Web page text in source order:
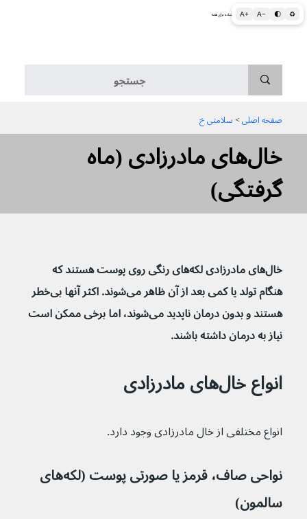
A+ A− 🌓 ♻ اطلاعات پزشکی و بهداشتی به زبان ساده برای همه
خال‌های مادرزادی (ماه
گرفتگی)
صفحه اصلی > سلامتی خ
خال‌های مادرزادی لکه‌های رنگی روی پوست هستند که
هنگام تولد یا کمی بعد از آن ظاهر می‌شوند. اکثر آنها بی‌خطر
هستند و بدون درمان ناپدید می‌شوند، اما برخی ممکن است
نیاز به درمان داشته باشند.
انواع خال‌های مادرزادی
انواع مختلفی از خال مادرزادی وجود دارد.
نواحی صاف، قرمز یا صورتی پوست (لکه‌های
سالمون)